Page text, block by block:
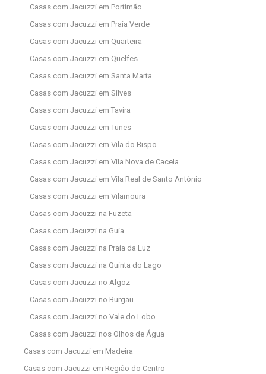
Casas com Jacuzzi em Portimão
Casas com Jacuzzi em Praia Verde
Casas com Jacuzzi em Quarteira
Casas com Jacuzzi em Quelfes
Casas com Jacuzzi em Santa Marta
Casas com Jacuzzi em Silves
Casas com Jacuzzi em Tavira
Casas com Jacuzzi em Tunes
Casas com Jacuzzi em Vila do Bispo
Casas com Jacuzzi em Vila Nova de Cacela
Casas com Jacuzzi em Vila Real de Santo António
Casas com Jacuzzi em Vilamoura
Casas com Jacuzzi na Fuzeta
Casas com Jacuzzi na Guia
Casas com Jacuzzi na Praia da Luz
Casas com Jacuzzi na Quinta do Lago
Casas com Jacuzzi no Algoz
Casas com Jacuzzi no Burgau
Casas com Jacuzzi no Vale do Lobo
Casas com Jacuzzi nos Olhos de Água
Casas com Jacuzzi em Madeira
Casas com Jacuzzi em Região do Centro